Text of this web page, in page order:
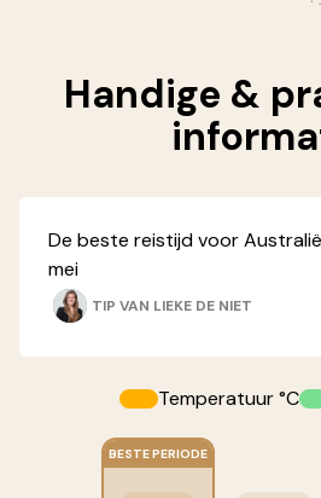
Handige &
De beste reistijd voor
mei
TIP VAN LIEKE DE NIET
Temperatuur °C
BESTE PERIODE